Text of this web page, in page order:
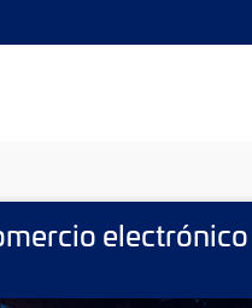
electrónico